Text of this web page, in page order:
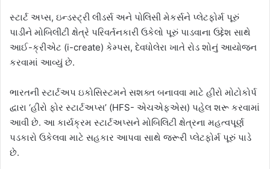
સ્ટાર્ટ અપ્સ, ઇન્ડસ્ટ્રી લીડર્સ અને પોલિસી મેકર્સને પ્લેટફોર્મ પૂરું
પાડીને મોબિલીટી ક્ષેત્રે પરિવર્તનકારી ઉકેલો પૂરું પાડવાના ઉદ્દેશ સાથે
આઈ-ક્રીએટ (i-create) કેમ્પસ, દેવધોલેરા ખાતે રોડ શોનું આયોજન
કરવામાં આવ્યું છે.
ભારતની સ્ટાર્ટઅપ ઇકોસિસ્ટમને સશક્ત બનાવવા માટે હીરો મોટોકોર્પ
દ્વારા ‘હીરો ફોર સ્ટાર્ટઅપ્સ’ (HFS- એચએફએસ) પહેલ શરૂ કરવામાં
આવી છે. આ કાર્યક્રમ સ્ટાર્ટઅપ્સને મોબિલિટી ક્ષેત્રના મહત્વપૂર્ણ
પડકારો ઉકેલવા માટે સહકાર આપવા સાથે જરૂરી પ્લેટફોર્મ પૂરું પાડે
છે.